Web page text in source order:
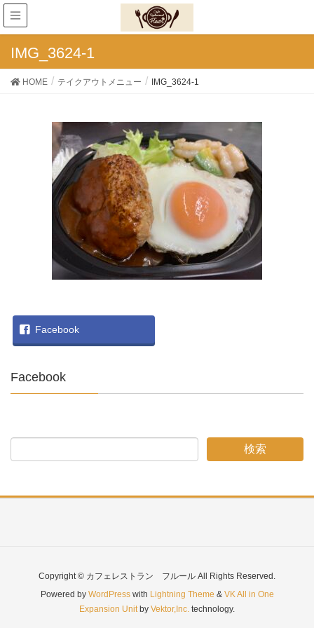
IMG_3624-1
HOME テイクアウトメニュー IMG_3624-1
Facebook
Facebook
Copyright © カフェレストラン フルール All Rights Reserved.
Powered by WordPresswith Lightning Theme & VK All in One
Expansion Unitby Vektor,Inc. technology.